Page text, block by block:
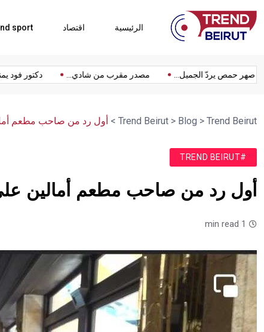
الرئيسية اقتصاد sport
دكتور مصدر مقرب من شادي... صهر حمص يردّ الجميل...
Trend Beirut > Blog > Trend Beirut
> أول رد من صاحب مطعم
#TREND BEIRUT
أول رد من صاحب مطعم أمالين
1 min read